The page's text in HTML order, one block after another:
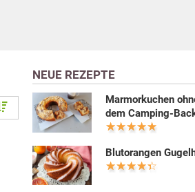
NEUE REZEPTE
Marmorkuchen
dem Camping-
Blutorangen